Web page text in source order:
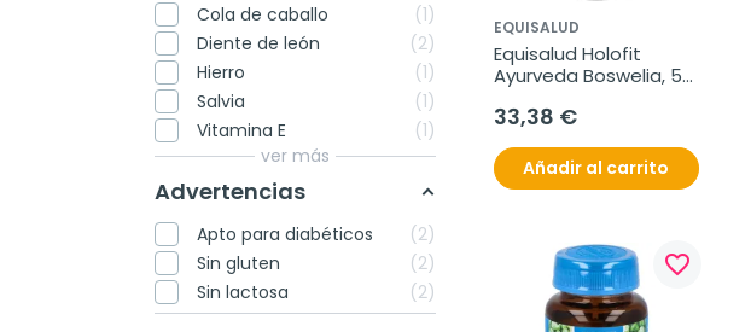
Cola de caballo
1
Diente de león
2
Hierro
1
Salvia
1
Vitamina E
1
ver más
Advertencias
Apto para diabéticos
2
Sin gluten
2
Sin lactosa
2
EQUISALUD
Equisalud Holofit
Ayurveda Boswelia, 50
33,38 €
Añadir al carrito
favorite_border